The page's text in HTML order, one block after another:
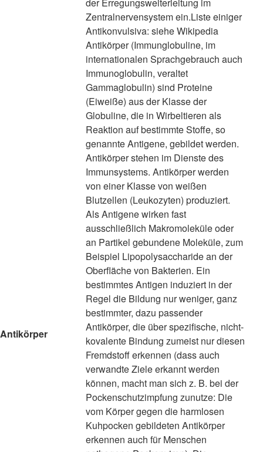
Zentralnervensystem ein.Liste einiger
Antikonvulsiva: siehe Wikipedia
Antikörper
Antikörper (Immunglobuline, im
internationalen Sprachgebrauch auch
Immunoglobulin, veraltet
Gammaglobulin) sind Proteine
(Eiweiße) aus der Klasse der
Globuline, die in Wirbeltieren als
Reaktion auf bestimmte Stoffe, so
genannte Antigene, gebildet werden.
Antikörper stehen im Dienste des
Immunsystems. Antikörper werden
von einer Klasse von weißen
Blutzellen (Leukozyten) produziert.
Als Antigene wirken fast
ausschließlich Makromoleküle oder
an Partikel gebundene Moleküle, zum
Beispiel Lipopolysaccharide an der
Oberfläche von Bakterien. Ein
bestimmtes Antigen induziert in der
Regel die Bildung nur weniger, ganz
bestimmter, dazu passender
Antikörper, die über spezifische, nicht-
kovalente Bindung zumeist nur diesen
Fremdstoff erkennen (dass auch
verwandte Ziele erkannt werden
können, macht man sich z. B. bei der
Pockenschutzimpfung zunutze: Die
vom Körper gegen die harmlosen
Kuhpocken gebildeten Antikörper
erkennen auch für Menschen